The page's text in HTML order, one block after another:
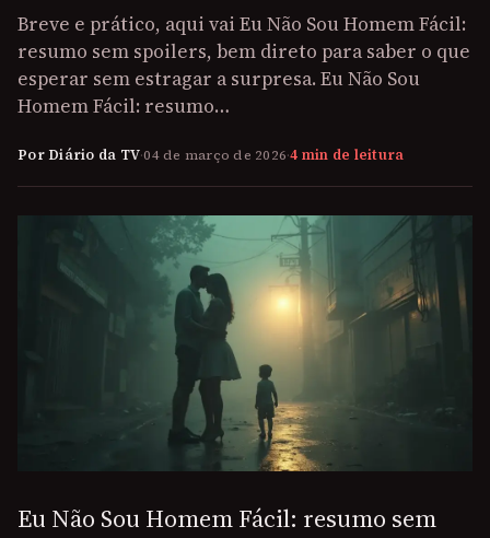
Breve e prático, aqui vai Eu Não Sou Homem Fácil:
resumo sem spoilers, bem direto para saber o que
esperar sem estragar a surpresa. Eu Não Sou
Homem Fácil: resumo…
Por Diário da TV·04 de março de 2026·4 min de leitura
Eu Não Sou Homem Fácil: resumo sem